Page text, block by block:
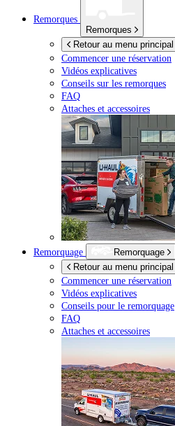
Remorques
Remorques
Retour au menu principal
Commencer une réservation
Vidéos explicatives
Conseils sur les remorques
FAQ
Attaches et accessoires
Remorquage
Remorquage
Retour au menu principal
Commencer une réservation
Vidéos explicatives
Conseils pour le remorquage
FAQ
Attaches et accessoires